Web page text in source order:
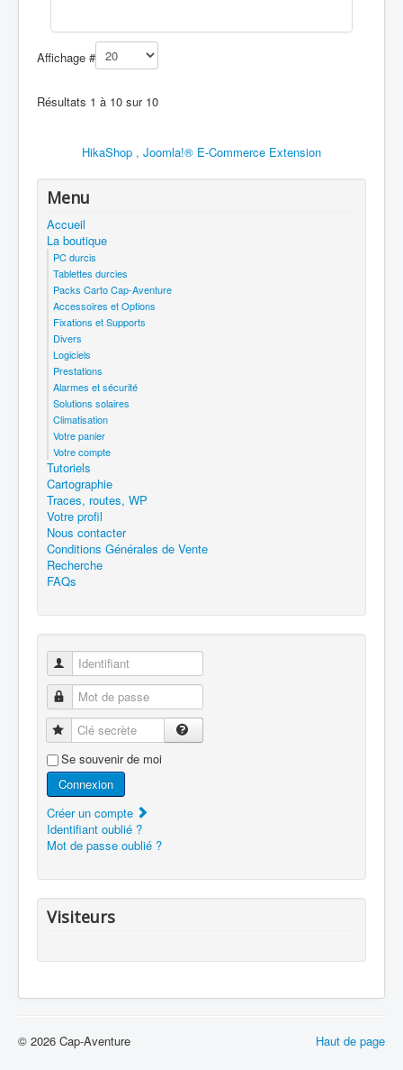
Affichage #
Résultats 1 à 10 sur 10
HikaShop , Joomla!® E-Commerce Extension
Menu
Accueil
La boutique
PC durcis
Tablettes durcies
Packs Carto Cap-Aventure
Accessoires et Options
Fixations et Supports
Divers
Logiciels
Prestations
Alarmes et sécurité
Solutions solaires
Climatisation
Votre panier
Votre compte
Tutoriels
Cartographie
Traces, routes, WP
Votre profil
Nous contacter
Conditions Générales de Vente
Recherche
FAQs
Identifiant
Mot de passe
Clé secrète
Se souvenir de moi
Connexion
Créer un compte
Identifiant oublié ?
Mot de passe oublié ?
Visiteurs
Haut de page
© 2026 Cap-Aventure